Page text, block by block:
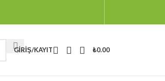
GIRIŞ/KAYIT ₺0.00